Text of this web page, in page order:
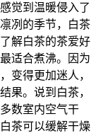
觉到温暖侵入了
冽的季节，白茶
解白茶的茶爱好
适合煮沸。因为
变得更加迷人，
果。说到白茶，
数室内空气干
茶可以缓解干燥